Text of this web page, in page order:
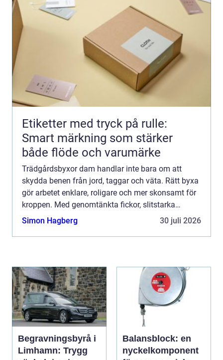
Etiketter med tryck på rulle:
Smart märkning som stärker
både flöde och varumärke
Trädgårdsbyxor dam handlar inte bara om att
skydda benen från jord, taggar och väta. Rätt byxa
gör arbetet enklare, roligare och mer skonsamt för
kroppen. Med genomtänkta fickor, slitstarka
material och en pa...
Simon Hagberg 30 juli 2026
Begravningsbyrå i
Limhamn: Trygg
Balansblock: en
nyckelkomponent